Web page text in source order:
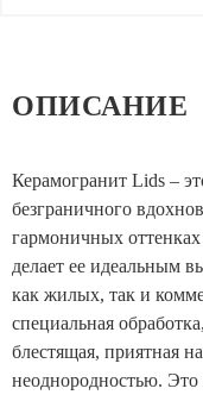
ОПИСАНИЕ
Керамогранит Lids –
безграничного
гармоничных
делает ее идеальным
как жилых, так и
специальная
блестящая, приятная
неоднородностью. Это